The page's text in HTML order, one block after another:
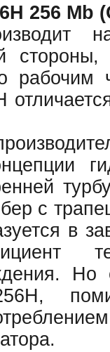
256 Mb
рабочим
с
в
Но